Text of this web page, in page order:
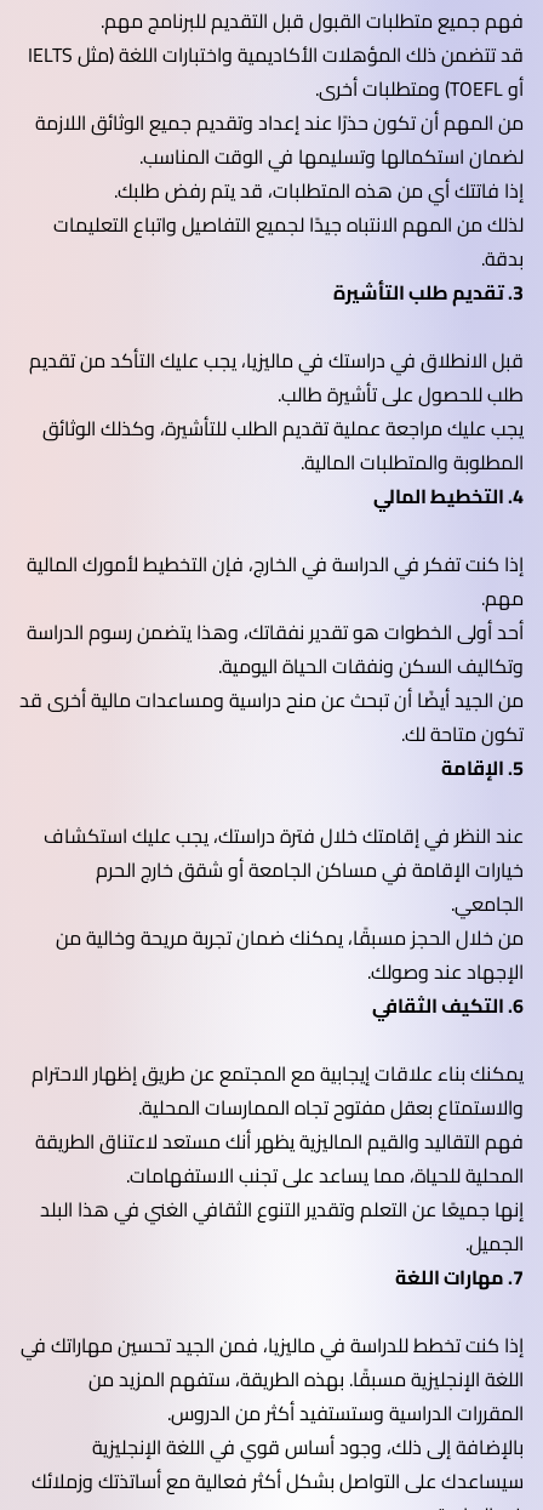
فهم جميع متطلبات القبول قبل التقديم للبرنامج مهم.
قد تتضمن ذلك المؤهلات الأكاديمية واختبارات اللغة (مثل IELTS
أو TOEFL) ومتطلبات أخرى.
من المهم أن تكون حذرًا عند إعداد وتقديم جميع الوثائق اللازمة
لضمان استكمالها وتسليمها في الوقت المناسب.
إذا فاتتك أي من هذه المتطلبات، قد يتم رفض طلبك.
لذلك من المهم الانتباه جيدًا لجميع التفاصيل واتباع التعليمات
بدقة.
3. تقديم طلب التأشيرة
قبل الانطلاق في دراستك في ماليزيا، يجب عليك التأكد من تقديم
طلب للحصول على تأشيرة طالب.
يجب عليك مراجعة عملية تقديم الطلب للتأشيرة، وكذلك الوثائق
المطلوبة والمتطلبات المالية.
4. التخطيط المالي
إذا كنت تفكر في الدراسة في الخارج، فإن التخطيط لأمورك المالية
مهم.
أحد أولى الخطوات هو تقدير نفقاتك، وهذا يتضمن رسوم الدراسة
وتكاليف السكن ونفقات الحياة اليومية.
من الجيد أيضًا أن تبحث عن منح دراسية ومساعدات مالية أخرى قد
تكون متاحة لك.
5. الإقامة
عند النظر في إقامتك خلال فترة دراستك، يجب عليك استكشاف
خيارات الإقامة في مساكن الجامعة أو شقق خارج الحرم
الجامعي.
من خلال الحجز مسبقًا، يمكنك ضمان تجربة مريحة وخالية من
الإجهاد عند وصولك.
6. التكيف الثقافي
يمكنك بناء علاقات إيجابية مع المجتمع عن طريق إظهار الاحترام
والاستمتاع بعقل مفتوح تجاه الممارسات المحلية.
فهم التقاليد والقيم الماليزية يظهر أنك مستعد لاعتناق الطريقة
المحلية للحياة، مما يساعد على تجنب الاستفهامات.
إنها جميعًا عن التعلم وتقدير التنوع الثقافي الغني في هذا البلد
الجميل.
7. مهارات اللغة
إذا كنت تخطط للدراسة في ماليزيا، فمن الجيد تحسين مهاراتك في
اللغة الإنجليزية مسبقًا. بهذه الطريقة، ستفهم المزيد من
المقررات الدراسية وستستفيد أكثر من الدروس.
بالإضافة إلى ذلك، وجود أساس قوي في اللغة الإنجليزية
سيساعدك على التواصل بشكل أكثر فعالية مع أساتذتك وزملائك